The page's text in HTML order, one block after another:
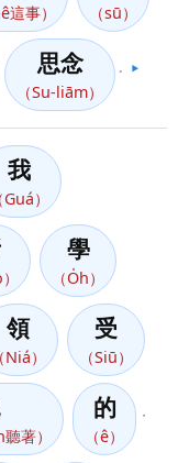
這事） （sū）
思念
（Su-liām）
▶️
我
（Guá）
學
（O̍h）
領
（Niá）
受
（Siū）
著）
的
（ê）